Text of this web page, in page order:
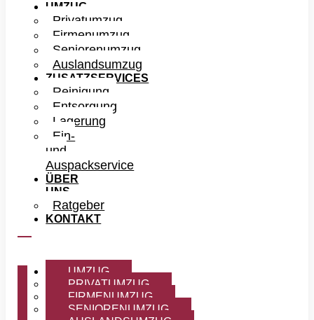
UMZUG
Privatumzug
Firmenumzug
Seniorenumzug
Auslandsumzug
ZUSATZSERVICES
Reinigung
Entsorgung
Lagerung
Ein-
und
Auspackservice
ÜBER
UNS
Ratgeber
KONTAKT
UMZUG
PRIVATUMZUG
FIRMENUMZUG
SENIORENUMZUG